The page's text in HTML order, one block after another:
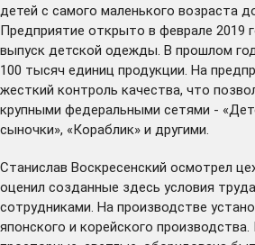
детей с самого маленького возраста
Предприятие открыто в феврале 2019
выпуск детской одежды. В прошлом
100 тысяч единиц продукции. На
жесткий контроль качества, что
крупными федеральными сетями -
сыночки», «Кораблик» и другими.
Станислав Воскресенский осмотрел
оценил созданные здесь условия
сотрудниками. На производстве
японского и корейского